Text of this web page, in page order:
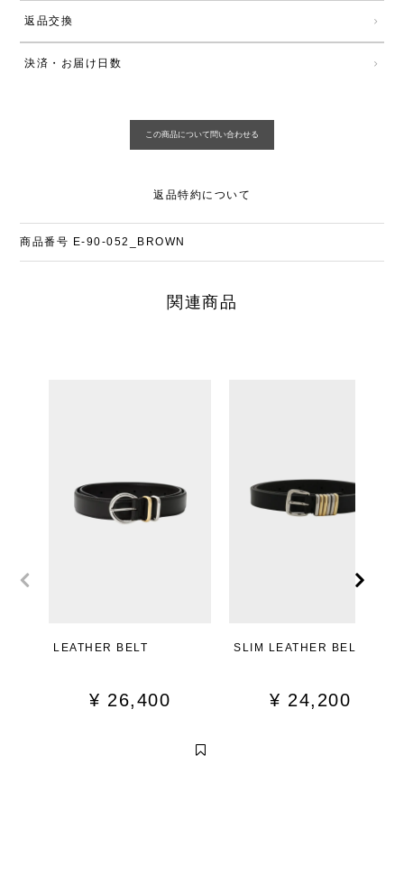
返品交換
決済・お届け日数
返品特約について
商品番号 E-90-052_BROWN
関連商品
LEATHER BELT
¥ 26,400
SLIM LEATHER BELT
¥ 24,200